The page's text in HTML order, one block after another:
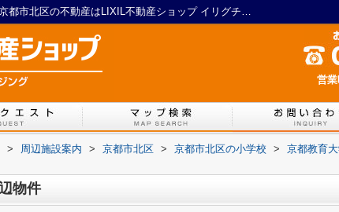
京都教育大学付属京都小学校周辺の物件一覧｜京都市北区の不動産はLIXIL不動産ショップ イリグチハウジング
営
> 周辺施設案内 > 京都市北区 > 京都市北区の小学校 > 京都教育
物件